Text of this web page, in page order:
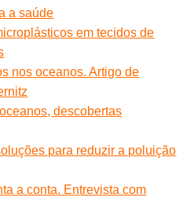
a saúde
em tecidos de
nos oceanos. Artigo de
descobertas
para reduzir a poluição
a conta. Entrevista com